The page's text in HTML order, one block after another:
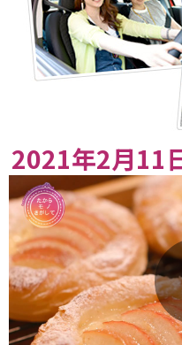
2021年2月11